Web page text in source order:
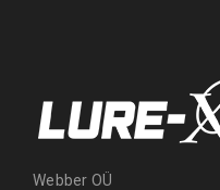
Webber OÜ